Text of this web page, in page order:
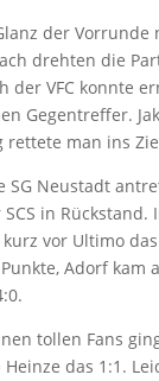
der Vorrunde
drehten die
VFC konnte
Gegentreffer.
rettete man ins
Neustadt
in Rückstand.
vor Ultimo
Adorf
tollen Fans
das 1:1.